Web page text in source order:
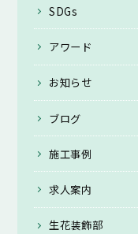
SDGs
アワード
お知らせ
ブログ
施工事例
求人案内
生花装飾部